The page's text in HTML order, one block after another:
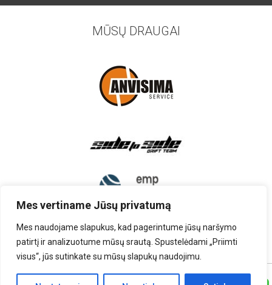
Mes vertiname Jūsų privatumą
Mes naudojame slapukus, kad pagerintume jūsų naršymo
patirtį ir analizuotume mūsų srautą. Spustelėdami „Priimti
visus“, jūs sutinkate su mūsų slapukų naudojimu.
MŪSŲ DRAUGAI